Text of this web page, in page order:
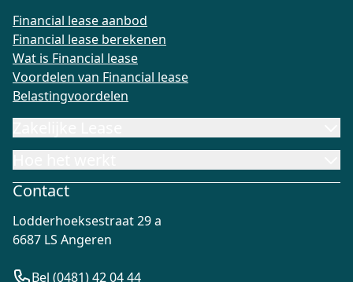
Financial lease aanbod
Financial lease berekenen
Wat is Financial lease
Voordelen van Financial lease
Belastingvoordelen
Contact
Lodderhoeksestraat 29 a
6687 LS Angeren
Bel (0481) 42 04 44